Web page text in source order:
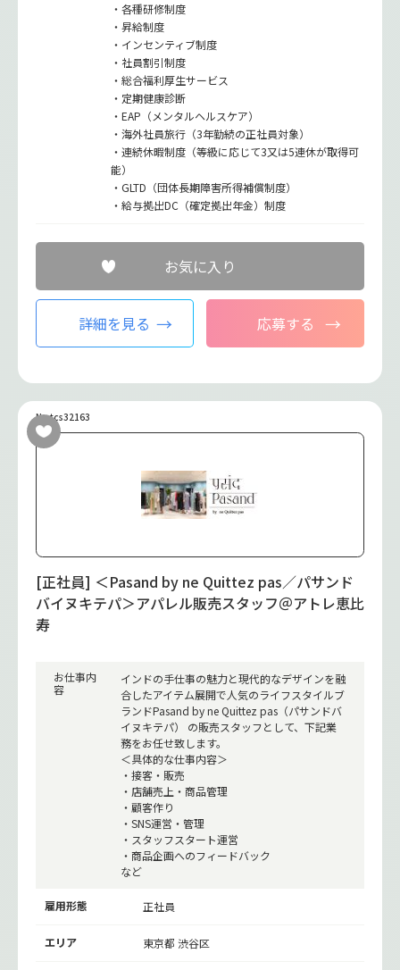
・各種研修制度
・昇給制度
・インセンティブ制度
・社員割引制度
・総合福利厚生サービス
・定期健康診断
・EAP（メンタルヘルスケア）
・海外社員旅行（3年勤続の正社員対象）
・連続休暇制度（等級に応じて3又は5連休が取得可
能）
・GLTD（団体長期障害所得補償制度）
・給与拠出DC（確定拠出年金）制度
お気に入り
詳細を見る 応募する
No.tcs32163
[正社員] ＜Pasand by ne Quittez pas／パサンド
バイヌキテパ＞アパレル販売スタッフ＠アトレ恵比
寿
お仕事内
容
インドの手仕事の魅力と現代的なデザインを融
合したアイテム展開で人気のライフスタイルブ
ランドPasand by ne Quittez pas（パサンドバ
イヌキテパ） の販売スタッフとして、下記業
務をお任せ致します。
＜具体的な仕事内容＞
・接客・販売
・店舗売上・商品管理
・顧客作り
・SNS運営・管理
・スタッフスタート運営
・商品企画へのフィードバック
など
雇用形態 正社員
エリア 東京都 渋谷区